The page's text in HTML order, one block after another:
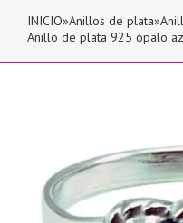
INICIO»Anillos de plata»
Anillo de plata 925 ópalo